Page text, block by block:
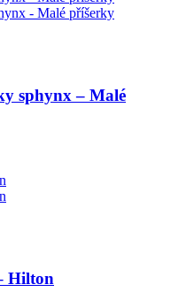
sphynx – Malé
Hilton